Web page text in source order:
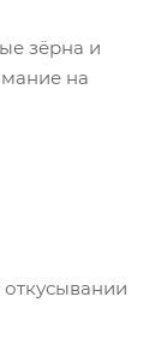
зёрна и
на